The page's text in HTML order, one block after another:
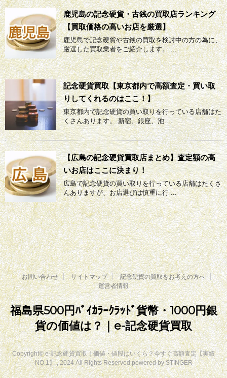
鹿児島の記念硬貨・古銭の買取店ランキング
【買取価格の高いお店を厳選】
鹿児島で記念硬貨や古銭の買取を検討中の方の為に、
厳選した買取業者をご紹介します。 ...
記念硬貨買取【東京都内で高額査定・買い取
りしてくれるのはここ！】
東京都内で記念硬貨の買い取りを行っている店舗はた
くさんあります。 新宿、銀座、池 ...
【広島の記念硬貨買取店まとめ】査定額の高
いお店はここに決まり！
広島で記念硬貨の買い取りを行っている店舗はたくさ
んありますが、お店選びは慎重に行 ...
お問い合わせ サイトマップ
記念硬貨の買取をお考えの方へ
運営者情報
福島県500円ﾊﾞｲｶﾗｰｸﾗｯﾄﾞ貨幣・1000円銀
貨の価値は？｜e-記念硬貨買取
Copyright© e-記念硬貨買取｜価値・値段はいくら？今すぐ高額査定【実績
NO.1】 , 2024 All Rights Reserved.powered by STINGER